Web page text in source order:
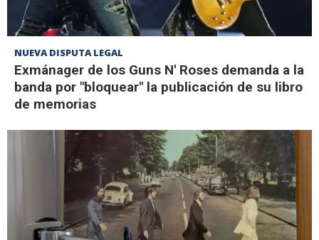
NUEVA DISPUTA LEGAL
Exmánager de los Guns N' Roses demanda a la
banda por "bloquear" la publicación de su libro
de memorias